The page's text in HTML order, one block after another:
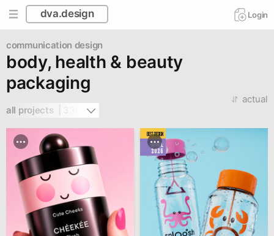
dva.design Login
communication design
body, health & beauty
packaging
all projects  | 336
actual
BEST DESIGN
APRIL
2026